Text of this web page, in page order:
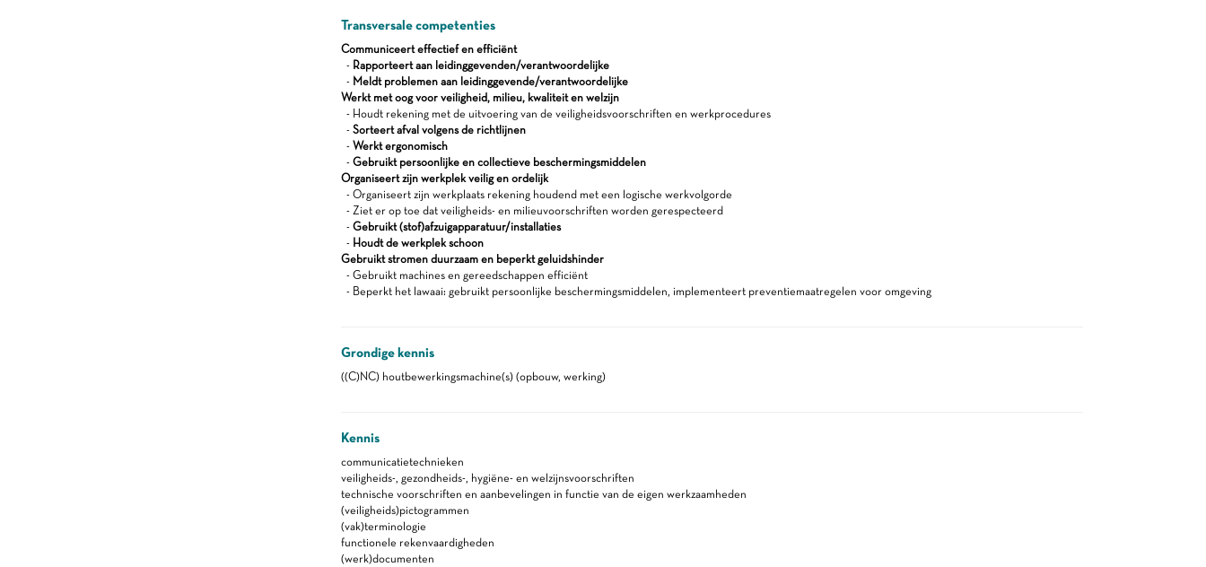
Transversale competenties
Communiceert effectief en efficiënt
- Rapporteert aan leidinggevenden/verantwoordelijke
- Meldt problemen aan leidinggevende/verantwoordelijke
Werkt met oog voor veiligheid, milieu, kwaliteit en welzijn
- Houdt rekening met de uitvoering van de veiligheidsvoorschriften en werkprocedures
- Sorteert afval volgens de richtlijnen
- Werkt ergonomisch
- Gebruikt persoonlijke en collectieve beschermingsmiddelen
Organiseert zijn werkplek veilig en ordelijk
- Organiseert zijn werkplaats rekening houdend met een logische werkvolgorde
- Ziet er op toe dat veiligheids- en milieuvoorschriften worden gerespecteerd
- Gebruikt (stof)afzuigapparatuur/installaties
- Houdt de werkplek schoon
Gebruikt stromen duurzaam en beperkt geluidshinder
- Gebruikt machines en gereedschappen efficiënt
- Beperkt het lawaai: gebruikt persoonlijke beschermingsmiddelen, implementeert preventiemaatregelen voor omgeving
Grondige kennis
((C)NC) houtbewerkingsmachine(s) (opbouw, werking)
Kennis
communicatietechnieken
veiligheids-, gezondheids-, hygiëne- en welzijnsvoorschriften
technische voorschriften en aanbevelingen in functie van de eigen werkzaamheden
(veiligheids)pictogrammen
(vak)terminologie
functionele rekenvaardigheden
(werk)documenten